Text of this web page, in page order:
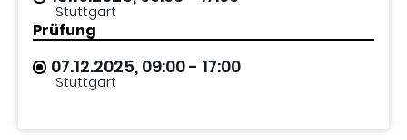
Stuttgart
Prüfung
07.12.2025, 09:00- 17:00
Stuttgart